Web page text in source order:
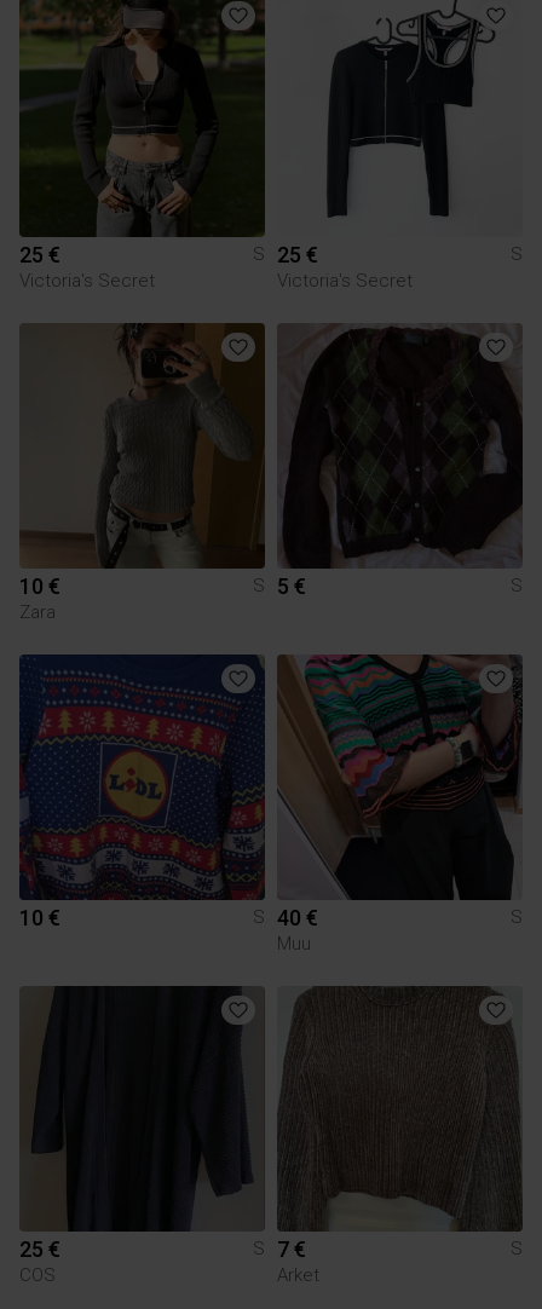
25 €
S
Victoria's Secret
25 €
S
Victoria's Secret
10 €
S
Zara
5 € S
10 € S 40 €
S
Muu
25 €
S
COS
7 €
S
Arket